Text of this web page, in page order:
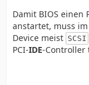
Damit BIOS einen
anstartet, muss
Device meist SCSI
PCI-IDE-Controller